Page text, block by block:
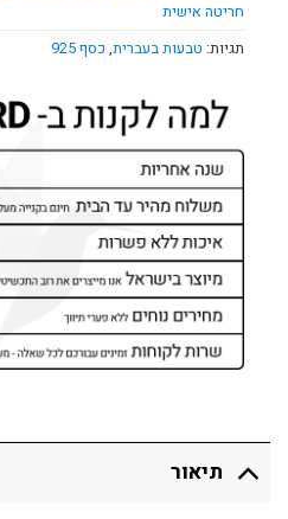
חריטה אישית
תגיות: טבעות בעברית, כסף 925
תיאור